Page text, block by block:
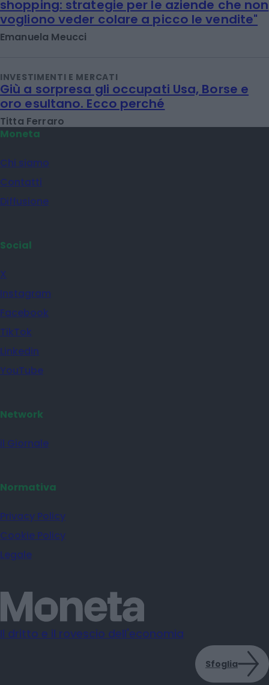
shopping: strategie per le aziende che non
vogliono veder colare a picco le vendite"
Emanuela Meucci
INVESTIMENTI E MERCATI
Giù a sorpresa gli occupati Usa, Borse e
oro esultano. Ecco perché
Titta Ferraro
Moneta
Chi siamo
Contatti
Diffusione
Social
X
Instagram
Facebook
TikTok
Linkedin
YouTube
Network
il Giornale
Normativa
Privacy Policy
Cookie Policy
Legale
Il dritto e il rovescio dell'economia
Sfoglia